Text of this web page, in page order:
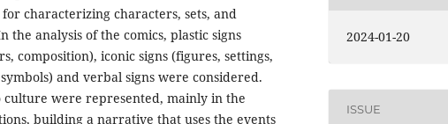
characterizing characters, sets, and
the analysis of the comics, plastic signs
composition), iconic signs (figures, settings,
and verbal signs were considered.
culture were represented, mainly in the
building a narrative that uses the events
2024-01-20
ISSUE